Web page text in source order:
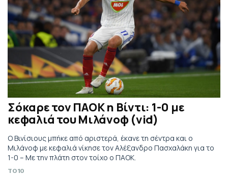
Σόκαρε τον ΠΑΟΚ η Βίντι: 1-0 με
κεφαλιά του Μιλάνοφ (vid)
Ο Βινίσιους μπήκε από αριστερά, έκανε τη σέντρα και ο
Μιλάνοφ με κεφαλιά νίκησε τον Αλέξανδρο Πασχαλάκη για το
1-0 – Με την πλάτη στον τοίχο ο ΠΑΟΚ.
TO10